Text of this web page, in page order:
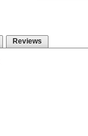
Reviews